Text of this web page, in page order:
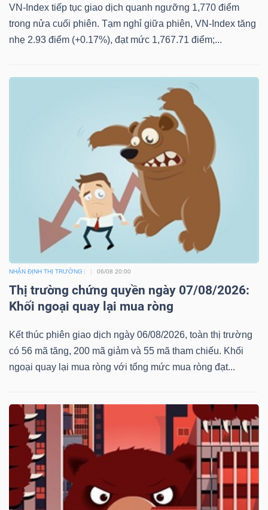
VN-Index tiếp tục giao dịch quanh ngưỡng 1,770 điểm
trong nửa cuối phiên. Tạm nghỉ giữa phiên, VN-Index tăng
nhẹ 2.93 điểm (+0.17%), đạt mức 1,767.71 điểm;...
NHẬN ĐỊNH THỊ TRƯỜNG 06/08 20:00
Thị trường chứng quyền ngày 07/08/2026:
Khối ngoại quay lại mua ròng
Kết thúc phiên giao dịch ngày 06/08/2026, toàn thị trường
có 56 mã tăng, 200 mã giảm và 55 mã tham chiếu. Khối
ngoại quay lại mua ròng với tổng mức mua ròng đạt...